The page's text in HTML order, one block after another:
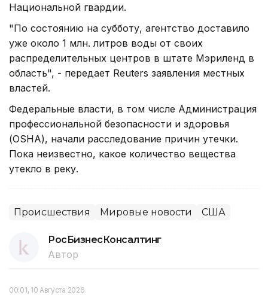
Национальной гвардии.
"По состоянию на субботу, агентство доставило
уже около 1 млн. литров воды от своих
распределительных центров в штате Мэриленд в
область", - передает Reuters заявления местных
властей.
Федеральные власти, в том числе Администрация
профессиональной безопасности и здоровья
(OSHA), начали расследование причин утечки.
Пока неизвестно, какое количество вещества
утекло в реку.
Происшествия Мировые новости США
РосБизнесКонсалтинг
Автор
00:01, 10 Августа 2026